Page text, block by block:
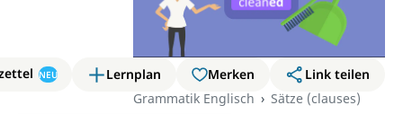
NEU Lernplan Merken
Link teilen
Grammatik Englisch
Sätze (clauses)